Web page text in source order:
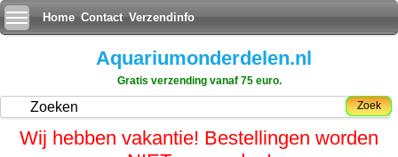
Home Contact Verzendinfo
Aquariumonderdelen.nl
Gratis verzending vanaf 75 euro.
Zoek
Wij hebben vakantie! Bestellingen worden